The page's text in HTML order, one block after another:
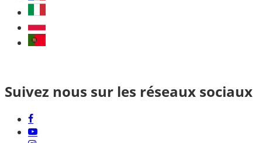
Suivez nous sur les réseaux sociaux